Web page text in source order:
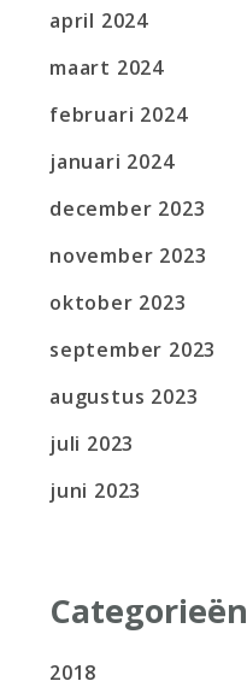
april 2024
maart 2024
februari 2024
januari 2024
december 2023
november 2023
oktober 2023
september 2023
augustus 2023
juli 2023
juni 2023
Categorieën
2018